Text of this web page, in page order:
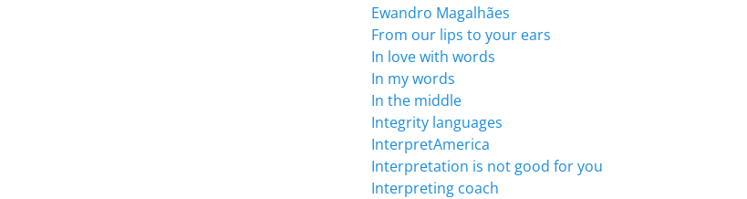
Ewandro Magalhães
From our lips to your ears
In love with words
In my words
In the middle
Integrity languages
InterpretAmerica
Interpretation is not good for you
Interpreting coach